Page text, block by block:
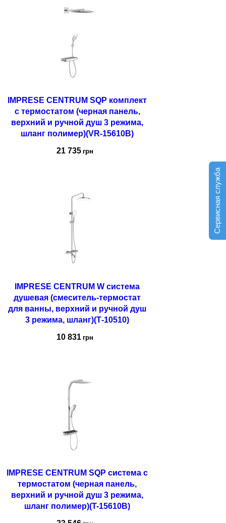
Сервисная служба
Купить
IMPRESE CENTRUM SQP комплект
с термостатом (черная панель,
верхний и ручной душ 3 режима,
шланг полимер)(VR-15610B)
21 735 грн
Купить
IMPRESE CENTRUM W система
душевая (смеситель-термостат
для ванны, верхний и ручной душ
3 режима, шланг)(Т-10510)
10 831 грн
Купить
IMPRESE CENTRUM SQP система c
термостатом (черная панель,
верхний и ручной душ 3 режима,
шланг полимер)(T-15610B)